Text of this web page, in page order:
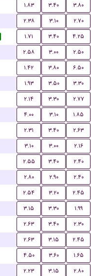
۱.۸۳ ۳.۴۰
۳.۸۰
۲.۳۸ ۳.۱۰
۲.۷۰
۱.۷۱ ۳.۴۰
۴.۲۵
۲.۵۸ ۳.۰۰
۲.۵۰
۱.۴۲ ۳.۸۰
۶.۵۰
۱.۹۳ ۳.۵۰
۳.۳۰
۲.۱۴ ۳.۳۰
۲.۷۷
۴.۰۰ ۳.۱۰
۱.۸۵
۲.۳۱ ۳.۴۰
۲.۶۳
۳.۱۰ ۳.۰۰
۲.۱۶
۲.۵۵ ۳.۴۰
۲.۴۰
۲.۸۰ ۲.۹۰
۲.۴۰
۲.۵۴ ۳.۲۰
۲.۴۵
۳.۱۵ ۳.۳۰
۱.۹۹
۲.۶۳ ۳.۴۰
۲.۳۰
۲.۶۳ ۳.۱۵
۲.۴۵
۴.۵۰ ۳.۶۰
۱.۶۵
۲.۲۳ ۳.۱۵ ۲.۸۰